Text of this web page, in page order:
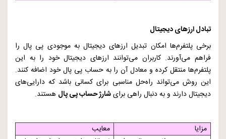
تبادل ارزهای دیجیتال
برخی پلتفرم‌ها امکان تبدیل ارزهای دیجیتال به موجودی پی پال را
فراهم می‌آورند. کاربران می‌توانند ارزهای دیجیتال خود را به این
پلتفرم‌ها منتقل کرده و معادل آن را به حساب پی پال خود اضافه کنند.
این روش می‌تواند راه‌حل مناسبی برای کسانی باشد که دارایی‌های
دیجیتال دارند و به دنبال راهی برایشارژ حساب پی پال هستند.
مزایا
معایب